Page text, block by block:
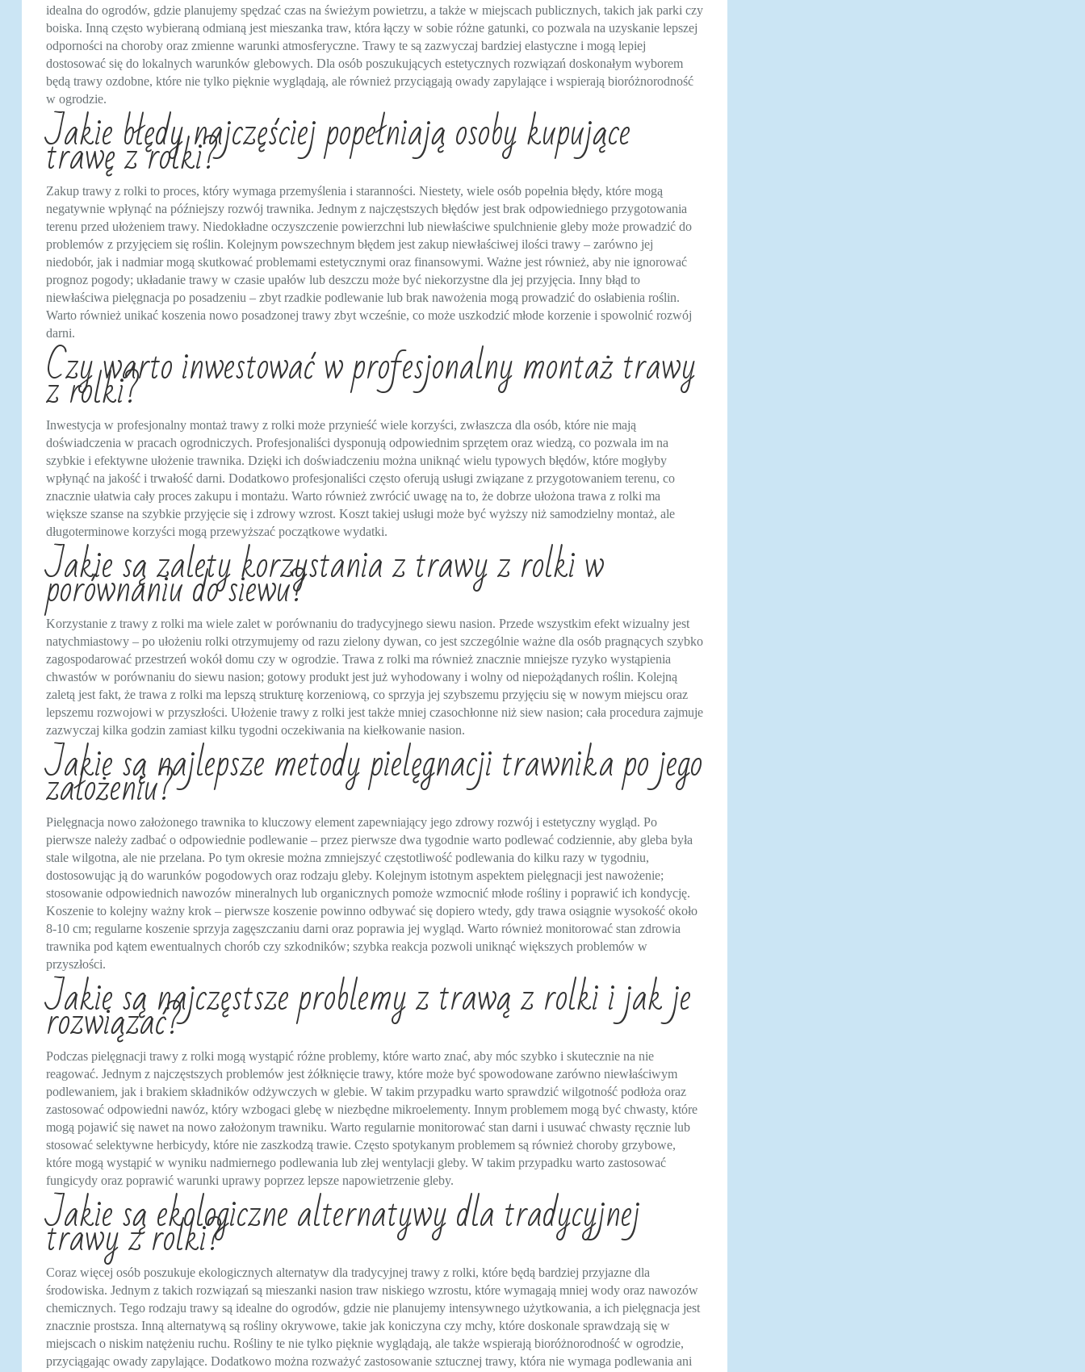
idealna do ogrodów, gdzie planujemy spędzać czas na świeżym powietrzu, a także w miejscach publicznych, takich jak parki czy
boiska. Inną często wybieraną odmianą jest mieszanka traw, która łączy w sobie różne gatunki, co pozwala na uzyskanie lepszej
odporności na choroby oraz zmienne warunki atmosferyczne. Trawy te są zazwyczaj bardziej elastyczne i mogą lepiej
dostosować się do lokalnych warunków glebowych. Dla osób poszukujących estetycznych rozwiązań doskonałym wyborem
będą trawy ozdobne, które nie tylko pięknie wyglądają, ale również przyciągają owady zapylające i wspierają bioróżnorodność
w ogrodzie.
Jakie błędy najczęściej popełniają osoby kupujące
trawę z rolki?
Zakup trawy z rolki to proces, który wymaga przemyślenia i staranności. Niestety, wiele osób popełnia błędy, które mogą
negatywnie wpłynąć na późniejszy rozwój trawnika. Jednym z najczęstszych błędów jest brak odpowiedniego przygotowania
terenu przed ułożeniem trawy. Niedokładne oczyszczenie powierzchni lub niewłaściwe spulchnienie gleby może prowadzić do
problemów z przyjęciem się roślin. Kolejnym powszechnym błędem jest zakup niewłaściwej ilości trawy – zarówno jej
niedobór, jak i nadmiar mogą skutkować problemami estetycznymi oraz finansowymi. Ważne jest również, aby nie ignorować
prognoz pogody; układanie trawy w czasie upałów lub deszczu może być niekorzystne dla jej przyjęcia. Inny błąd to
niewłaściwa pielęgnacja po posadzeniu – zbyt rzadkie podlewanie lub brak nawożenia mogą prowadzić do osłabienia roślin.
Warto również unikać koszenia nowo posadzonej trawy zbyt wcześnie, co może uszkodzić młode korzenie i spowolnić rozwój
darni.
Czy warto inwestować w profesjonalny montaż trawy
z rolki?
Inwestycja w profesjonalny montaż trawy z rolki może przynieść wiele korzyści, zwłaszcza dla osób, które nie mają
doświadczenia w pracach ogrodniczych. Profesjonaliści dysponują odpowiednim sprzętem oraz wiedzą, co pozwala im na
szybkie i efektywne ułożenie trawnika. Dzięki ich doświadczeniu można uniknąć wielu typowych błędów, które mogłyby
wpłynąć na jakość i trwałość darni. Dodatkowo profesjonaliści często oferują usługi związane z przygotowaniem terenu, co
znacznie ułatwia cały proces zakupu i montażu. Warto również zwrócić uwagę na to, że dobrze ułożona trawa z rolki ma
większe szanse na szybkie przyjęcie się i zdrowy wzrost. Koszt takiej usługi może być wyższy niż samodzielny montaż, ale
długoterminowe korzyści mogą przewyższać początkowe wydatki.
Jakie są zalety korzystania z trawy z rolki w
porównaniu do siewu?
Korzystanie z trawy z rolki ma wiele zalet w porównaniu do tradycyjnego siewu nasion. Przede wszystkim efekt wizualny jest
natychmiastowy – po ułożeniu rolki otrzymujemy od razu zielony dywan, co jest szczególnie ważne dla osób pragnących szybko
zagospodarować przestrzeń wokół domu czy w ogrodzie. Trawa z rolki ma również znacznie mniejsze ryzyko wystąpienia
chwastów w porównaniu do siewu nasion; gotowy produkt jest już wyhodowany i wolny od niepożądanych roślin. Kolejną
zaletą jest fakt, że trawa z rolki ma lepszą strukturę korzeniową, co sprzyja jej szybszemu przyjęciu się w nowym miejscu oraz
lepszemu rozwojowi w przyszłości. Ułożenie trawy z rolki jest także mniej czasochłonne niż siew nasion; cała procedura zajmuje
zazwyczaj kilka godzin zamiast kilku tygodni oczekiwania na kiełkowanie nasion.
Jakie są najlepsze metody pielęgnacji trawnika po jego
założeniu?
Pielęgnacja nowo założonego trawnika to kluczowy element zapewniający jego zdrowy rozwój i estetyczny wygląd. Po
pierwsze należy zadbać o odpowiednie podlewanie – przez pierwsze dwa tygodnie warto podlewać codziennie, aby gleba była
stale wilgotna, ale nie przelana. Po tym okresie można zmniejszyć częstotliwość podlewania do kilku razy w tygodniu,
dostosowując ją do warunków pogodowych oraz rodzaju gleby. Kolejnym istotnym aspektem pielęgnacji jest nawożenie;
stosowanie odpowiednich nawozów mineralnych lub organicznych pomoże wzmocnić młode rośliny i poprawić ich kondycję.
Koszenie to kolejny ważny krok – pierwsze koszenie powinno odbywać się dopiero wtedy, gdy trawa osiągnie wysokość około
8-10 cm; regularne koszenie sprzyja zagęszczaniu darni oraz poprawia jej wygląd. Warto również monitorować stan zdrowia
trawnika pod kątem ewentualnych chorób czy szkodników; szybka reakcja pozwoli uniknąć większych problemów w
przyszłości.
Jakie są najczęstsze problemy z trawą z rolki i jak je
rozwiązać?
Podczas pielęgnacji trawy z rolki mogą wystąpić różne problemy, które warto znać, aby móc szybko i skutecznie na nie
reagować. Jednym z najczęstszych problemów jest żółknięcie trawy, które może być spowodowane zarówno niewłaściwym
podlewaniem, jak i brakiem składników odżywczych w glebie. W takim przypadku warto sprawdzić wilgotność podłoża oraz
zastosować odpowiedni nawóz, który wzbogaci glebę w niezbędne mikroelementy. Innym problemem mogą być chwasty, które
mogą pojawić się nawet na nowo założonym trawniku. Warto regularnie monitorować stan darni i usuwać chwasty ręcznie lub
stosować selektywne herbicydy, które nie zaszkodzą trawie. Często spotykanym problemem są również choroby grzybowe,
które mogą wystąpić w wyniku nadmiernego podlewania lub złej wentylacji gleby. W takim przypadku warto zastosować
fungicydy oraz poprawić warunki uprawy poprzez lepsze napowietrzenie gleby.
Jakie są ekologiczne alternatywy dla tradycyjnej
trawy z rolki?
Coraz więcej osób poszukuje ekologicznych alternatyw dla tradycyjnej trawy z rolki, które będą bardziej przyjazne dla
środowiska. Jednym z takich rozwiązań są mieszanki nasion traw niskiego wzrostu, które wymagają mniej wody oraz nawozów
chemicznych. Tego rodzaju trawy są idealne do ogrodów, gdzie nie planujemy intensywnego użytkowania, a ich pielęgnacja jest
znacznie prostsza. Inną alternatywą są rośliny okrywowe, takie jak koniczyna czy mchy, które doskonale sprawdzają się w
miejscach o niskim natężeniu ruchu. Rośliny te nie tylko pięknie wyglądają, ale także wspierają bioróżnorodność w ogrodzie,
przyciągając owady zapylające. Dodatkowo można rozważyć zastosowanie sztucznej trawy, która nie wymaga podlewania ani